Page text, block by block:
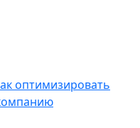
оптимизировать